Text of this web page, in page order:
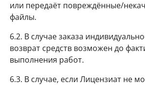
или передаёт повреждённые/
файлы.
6.2. В случае заказа
возврат средств возможен до
выполнения работ.
6.3. В случае, если Лицензиат не